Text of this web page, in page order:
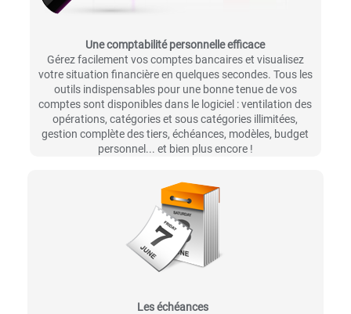
Une comptabilité personnelle efficace
Gérez facilement vos comptes bancaires et visualisez
votre situation financière en quelques secondes. Tous les
outils indispensables pour une bonne tenue de vos
comptes sont disponibles dans le logiciel : ventilation des
opérations, catégories et sous catégories illimitées,
gestion complète des tiers, échéances, modèles, budget
personnel... et bien plus encore !
Les échéances